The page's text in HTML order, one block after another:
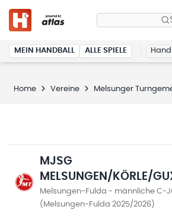
MEIN HANDBALL ALLE SPIELE
Home Vereine Melsunger
MJSG
MELSUNGEN/KÖRLE/
Melsungen-Fulda - männliche C-
(Melsungen-Fulda 2025/2026)